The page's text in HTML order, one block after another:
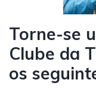
Torne-se
Clube da
os